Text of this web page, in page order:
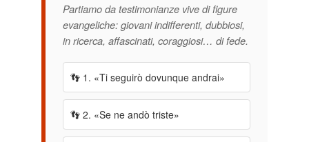
Partiamo da testimonianze vive di figure
evangeliche: giovani indifferenti, dubbiosi,
in ricerca, affascinati, coraggiosi… di fede.
👣 1. «Ti seguirò dovunque andrai»
👣 2. «Se ne andò triste»